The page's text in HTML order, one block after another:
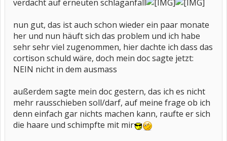
verdacht auf erneuten schlaganfall
nun gut, das ist auch schon wieder ein paar monate
her und nun häuft sich das problem und ich habe
sehr sehr viel zugenommen, hier dachte ich dass das
cortison schuld wäre, doch mein doc sagte jetzt:
NEIN nicht in dem ausmass
außerdem sagte mein doc gestern, das ich es nicht
mehr rausschieben soll/darf, auf meine frage ob ich
denn einfach gar nichts machen kann, raufte er sich
die haare und schimpfte mit mir